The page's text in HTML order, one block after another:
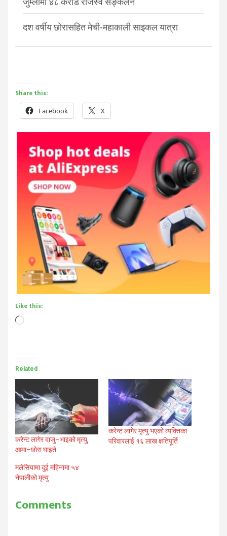
दश वर्षीय छोरासहित मेची-महाकाली साइकल यात्रा
Share this:
Facebook X
Like this:
Loading…
Related
करेन्ट लागेर दाजु–भाइको मृत्यु,
आमा–छोरा घाइते
करेन्ट लागेर मृत्यु भएको व्यक्तिका
परिवारलाई १६ लाख क्षतिपूर्ति
मलेसियामा दुई महिनामा ५४
नेपालीको मृत्यु
Comments